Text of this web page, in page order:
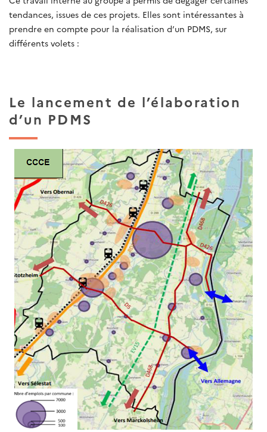
tendances, issues de ces projets. Elles sont intéressantes à
prendre en compte pour la réalisation d’un PDMS, sur
différents volets :
Le lancement de l’élaboration
d’un PDMS